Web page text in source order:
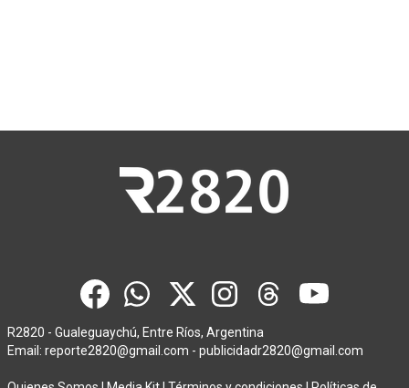
R2820 - Gualeguaychú, Entre Ríos, Argentina
Email: reporte2820@gmail.com - publicidadr2820@gmail.com